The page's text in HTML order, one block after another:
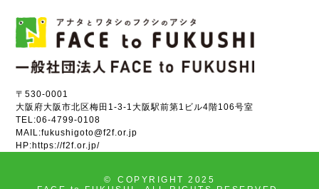
〒530-0001
大阪府大阪市北区梅田1-3-1大阪駅前第1ビル4階106号室
TEL:06-4799-0108
MAIL:fukushigoto@f2f.or.jp
HP:https://f2f.or.jp/
©
COPYRIGHT 2025